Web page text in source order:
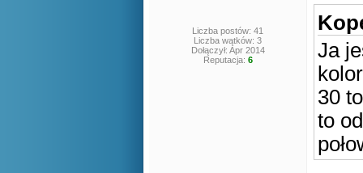
Liczba postów: 41
Liczba wątków: 3
Dołączył: Apr 2014
Reputacja: 6
Ja
30
to